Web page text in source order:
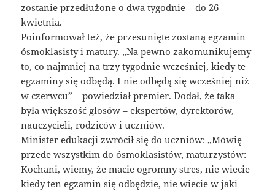
zostanie przedłużone o dwa tygodnie – do 26
kwietnia.
Poinformował też, że przesunięte zostaną egzamin
ósmoklasisty i matury. „Na pewno zakomunikujemy
to, co najmniej na trzy tygodnie wcześniej, kiedy te
egzaminy się odbędą. I nie odbędą się wcześniej niż
w czerwcu” – powiedział premier. Dodał, że taka
była większość głosów – ekspertów, dyrektorów,
nauczycieli, rodziców i uczniów.
Minister edukacji zwrócił się do uczniów: „Mówię
przede wszystkim do ósmoklasistów, maturzystów:
Kochani, wiemy, że macie ogromny stres, nie wiecie
kiedy ten egzamin się odbędzie, nie wiecie w jaki